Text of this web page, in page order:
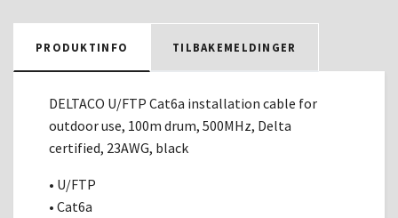
PRODUKTINFO TILBAKEMELDINGER
DELTACO U/FTP Cat6a installation cable for
outdoor use, 100m drum, 500MHz, Delta
certified, 23AWG, black
• U/FTP
• Cat6a